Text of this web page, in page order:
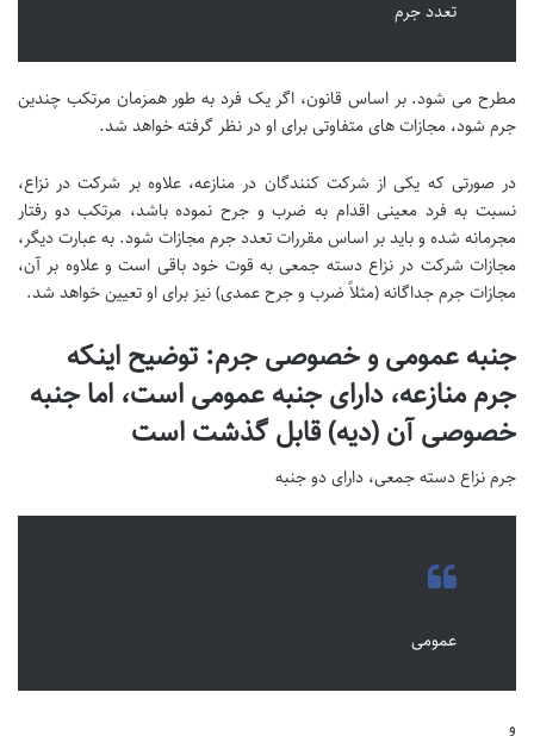
تعدد جرم
مطرح می شود. بر اساس قانون، اگر یک فرد به طور همزمان مرتکب چندین
جرم شود، مجازات های متفاوتی برای او در نظر گرفته خواهد شد.
در صورتی که یکی از شرکت کنندگان در منازعه، علاوه بر شرکت در نزاع،
نسبت به فرد معینی اقدام به ضرب و جرح نموده باشد، مرتکب دو رفتار
مجرمانه شده و باید بر اساس مقررات تعدد جرم مجازات شود. به عبارت دیگر،
مجازات شرکت در نزاع دسته جمعی به قوت خود باقی است و علاوه بر آن،
مجازات جرم جداگانه (مثلاً ضرب و جرح عمدی) نیز برای او تعیین خواهد شد.
جنبه عمومی و خصوصی جرم: توضیح اینکه
جرم منازعه، دارای جنبه عمومی است، اما جنبه
خصوصی آن (دیه) قابل گذشت است
جرم نزاع دسته جمعی، دارای دو جنبه
عمومی
و